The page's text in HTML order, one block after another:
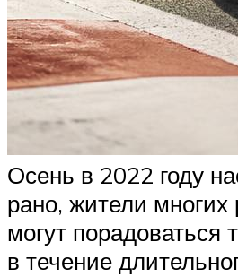
Осень в 2022 году
рано, жители многих
могут порадоваться
в течение